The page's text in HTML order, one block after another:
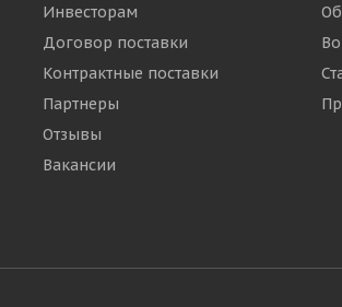
Инвесторам
Договор поставки
Контрактные поставки
Партнеры
Отзывы
Вакансии